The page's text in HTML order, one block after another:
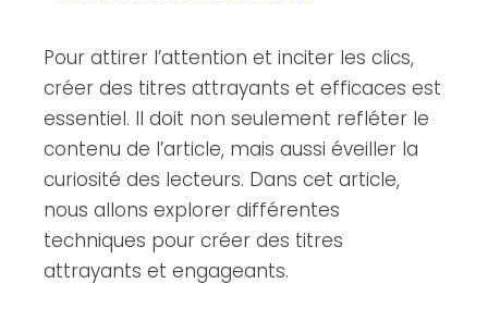
Pour attirer l’attention et inciter les clics,
créer des titres attrayants et efficaces est
essentiel. Il doit non seulement refléter le
contenu de l’article, mais aussi éveiller la
curiosité des lecteurs. Dans cet article,
nous allons explorer différentes
techniques pour créer des titres
attrayants et engageants.